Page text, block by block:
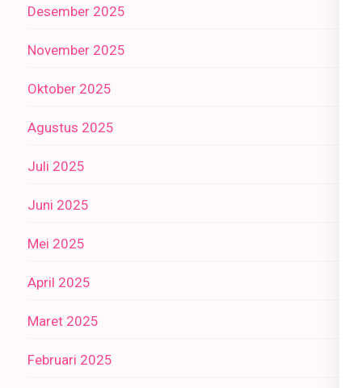
Desember 2025
November 2025
Oktober 2025
Agustus 2025
Juli 2025
Juni 2025
Mei 2025
April 2025
Maret 2025
Februari 2025